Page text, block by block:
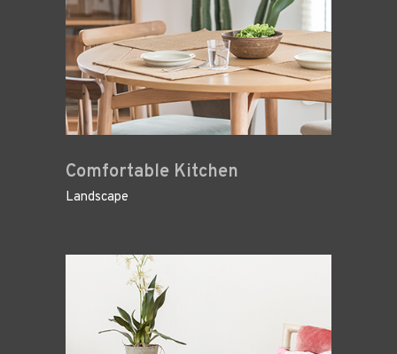
Comfortable Kitchen
Landscape